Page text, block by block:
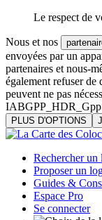
Le respect de
Nous et nos
envoyées par un
partenaires et nous-
également refuser de
peuvent ne pas
PLUS D'OPTIONS
Rechercher un
Proposer un
Guides &
Espace Pro
Se connecter